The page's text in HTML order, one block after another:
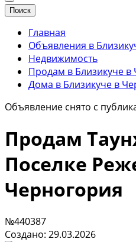
Поиск
Главная
Объявления в
Недвижимость
Продам в Близикуче в
Дома в Близикуче в
Объявление снято с
Продам
Поселке
Черногория
№440387
Создано: 29.03.2026